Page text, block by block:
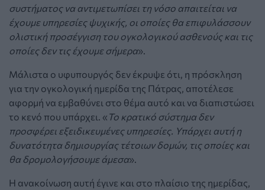
συστήματος να αντιμετωπίσει τη νόσο απαιτείται να
έχουμε υπηρεσίες ψυχικής, οι οποίες θα επιφυλάσσουν
ολιστική προσέγγιση του ογκολογικού ασθενούς και τις
οποίες δεν τις έχουμε σήμερα».
Μάλιστα ο υφυπουργός δεν έκρυψε ότι, η πρόσκληση
για την ογκολογική ημερίδα της Πάτρας, αποτέλεσε
αφορμή να εμβαθύνει στο θέμα αυτό και να διαπιστώσει
το κενό που υπάρχει. « Το κρατικό σύστημα δεν
προσφέρει εξειδικευμένες υπηρεσίες. Υπάρχει αυτή η
δυνατότητα δημιουργίας τέτοιων δομών, τις οποίες και
θα δρομολογήσουμε άμεσα».
Η ανακοίνωση αυτή έγινε και στο πλαίσιο της ημερίδας,